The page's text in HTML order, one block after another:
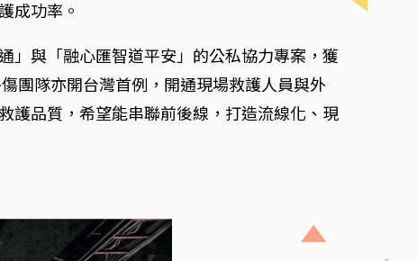
成功率。
」與「融心匯智道平安」的公私協力專案，獲
團隊亦開台灣首例，開通現場救護人員與外
護品質，希望能串聯前後線，打造流線化、現